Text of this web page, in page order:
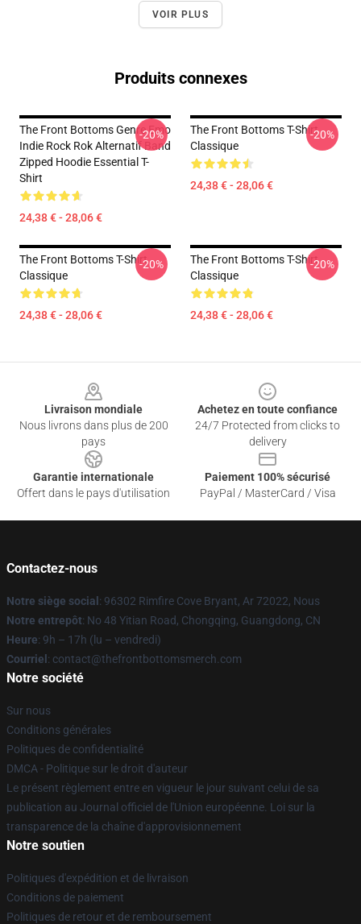
VOIR PLUS
Produits connexes
The Front Bottoms Genre Emo
Indie Rock Rok Alternatif Band
Zipped Hoodie Essential T-
Shirt
24,38 € - 28,06 €
-20%
The Front Bottoms T-Shirt
Classique
24,38 € - 28,06 €
-20%
The Front Bottoms T-Shirt
Classique
24,38 € - 28,06 €
-20%
The Front Bottoms T-Shirt
Classique
24,38 € - 28,06 €
-20%
Livraison mondiale
Nous livrons dans plus de 200
pays
Achetez en toute confiance
24/7 Protected from clicks to
delivery
Garantie internationale
Offert dans le pays d'utilisation
Paiement 100% sécurisé
PayPal / MasterCard / Visa
Contactez-nous
Notre siège social : 96302 Rimfire Cove Bryant, Ar 72022, Nous
Notre entrepôt: No 48 Yitian Road, Chongqing, Guangdong, CN
Heure: 9h – 17h (lu – vendredi)
Courriel : contact@thefrontbottomsmerch.com
Notre société
Sur nous
Conditions générales
Politiques de confidentialité
DMCA - Politique sur le droit d'auteur
Le présent règlement entre en vigueur le jour suivant celui de sa
publication au Journal officiel de l'Union européenne. Loi sur la
transparence de la chaîne d'approvisionnement
Notre soutien
Politiques d'expédition et de livraison
Conditions de paiement
Politiques de retour et de remboursement